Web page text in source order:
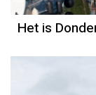
Het is